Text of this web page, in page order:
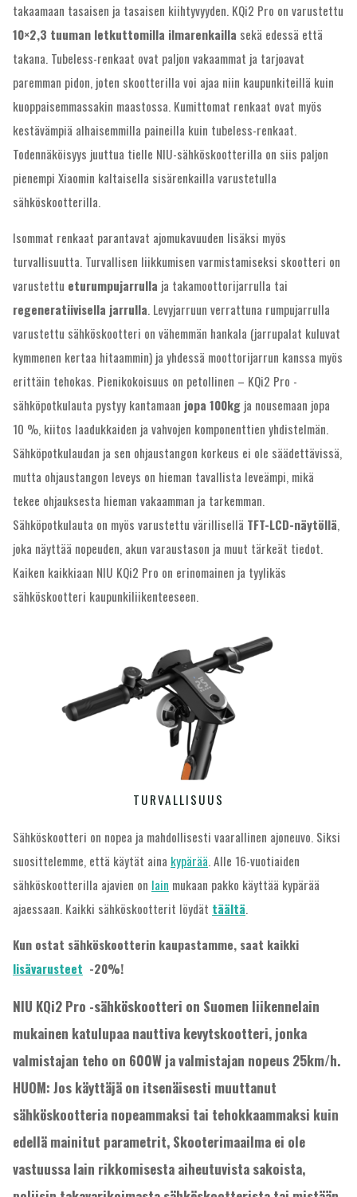
takaamaan tasaisen ja tasaisen kiihtyvyyden. KQi2 Pro on varustettu
10×2,3 tuuman letkuttomilla ilmarenkailla sekä edessä että
takana. Tubeless-renkaat ovat paljon vakaammat ja tarjoavat
paremman pidon, joten skootterilla voi ajaa niin kaupunkiteillä kuin
kuoppaisemmassakin maastossa. Kumittomat renkaat ovat myös
kestävämpiä alhaisemmilla paineilla kuin tubeless-renkaat.
Todennäköisyys juuttua tielle NIU-sähköskootterilla on siis paljon
pienempi Xiaomin kaltaisella sisärenkailla varustetulla
sähköskootterilla.
Isommat renkaat parantavat ajomukavuuden lisäksi myös
turvallisuutta. Turvallisen liikkumisen varmistamiseksi skootteri on
varustettu eturumpujarrulla ja takamoottorijarrulla tai
regeneratiivisella jarrulla. Levyjarruun verrattuna rumpujarrulla
varustettu sähköskootteri on vähemmän hankala (jarrupalat kuluvat
kymmenen kertaa hitaammin) ja yhdessä moottorijarrun kanssa myös
erittäin tehokas. Pienikokoisuus on petollinen – KQi2 Pro -
sähköpotkulauta pystyy kantamaan jopa 100kg ja nousemaan jopa
10 %, kiitos laadukkaiden ja vahvojen komponenttien yhdistelmän.
Sähköpotkulaudan ja sen ohjaustangon korkeus ei ole säädettävissä,
mutta ohjaustangon leveys on hieman tavallista leveämpi, mikä
tekee ohjauksesta hieman vakaamman ja tarkemman.
Sähköpotkulauta on myös varustettu värillisellä TFT-LCD-näytöllä,
joka näyttää nopeuden, akun varaustason ja muut tärkeät tiedot.
Kaiken kaikkiaan NIU KQi2 Pro on erinomainen ja tyylikäs
sähköskootteri kaupunkiliikenteeseen.
TURVALLISUUS
Sähköskootteri on nopea ja mahdollisesti vaarallinen ajoneuvo. Siksi
suosittelemme, että käytät aina kypärää. Alle 16-vuotiaiden
sähköskootterilla ajavien on lain mukaan pakko käyttää kypärää
ajaessaan. Kaikki sähköskootterit löydät täältä.
Kun ostat sähköskootterin kaupastamme, saat kaikki
lisävarusteet -20%!
NIU KQi2 Pro -sähköskootteri on Suomen liikennelain
mukainen katulupaa nauttiva kevytskootteri, jonka
valmistajan teho on 600W ja valmistajan nopeus 25km/h.
HUOM: Jos käyttäjä on itsenäisesti muuttanut
sähköskootteria nopeammaksi tai tehokkaammaksi kuin
edellä mainitut parametrit, Skooterimaailma ei ole
vastuussa lain rikkomisesta aiheutuvista sakoista,